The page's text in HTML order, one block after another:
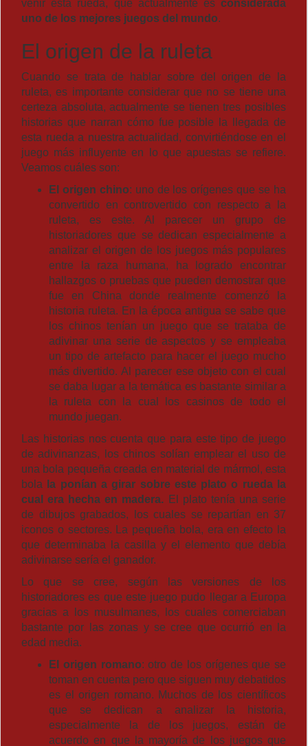
venir esta rueda, que actualmente es considerada
uno de los mejores juegos del mundo.
El origen de la ruleta
Cuando se trata de hablar sobre del origen de la
ruleta, es importante considerar que no se tiene una
certeza absoluta, actualmente se tienen tres posibles
historias que narran cómo fue posible la llegada de
esta rueda a nuestra actualidad, convirtiéndose en el
juego más influyente en lo que apuestas se refiere.
Veamos cuáles son:
El origen chino: uno de los orígenes que se ha
convertido en controvertido con respecto a la
ruleta, es este. Al parecer un grupo de
historiadores que se dedican especialmente a
analizar el origen de los juegos más populares
entre la raza humana, ha logrado encontrar
hallazgos o pruebas que pueden demostrar que
fue en China donde realmente comenzó la
historia ruleta. En la época antigua se sabe que
los chinos tenían un juego que se trataba de
adivinar una serie de aspectos y se empleaba
un tipo de artefacto para hacer el juego mucho
más divertido. Al parecer ese objeto con el cual
se daba lugar a la temática es bastante similar a
la ruleta con la cual los casinos de todo el
mundo juegan.
Las historias nos cuenta que para este tipo de juego
de adivinanzas, los chinos solían emplear el uso de
una bola pequeña creada en material de mármol, esta
bola
la ponían a girar sobre este plato o rueda la
cual era hecha en madera. El plato tenía una serie
de dibujos grabados, los cuales se repartían en 37
iconos o sectores. La pequeña bola, era en efecto la
que determinaba la casilla y el elemento que debía
adivinarse sería el ganador.
Lo que se cree, según las versiones de los
historiadores es que este juego pudo llegar a Europa
gracias a los musulmanes, los cuales comerciaban
bastante por las zonas y se cree que ocurrió en la
edad media.
El origen romano: otro de los orígenes que se
toman en cuenta pero que siguen muy debatidos
es el origen romano. Muchos de los científicos
que se dedican a analizar la historia,
especialmente la de los juegos, están de
acuerdo en que la mayoría de los juegos que